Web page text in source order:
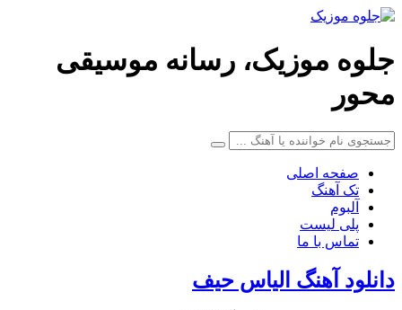
جلوه موزیک، رسانه موسیقی
محور
صفحه اصلی
تک آهنگ
آلبوم
پلی لیست
تماس با ما
دانلود آهنگ الیاس حیف